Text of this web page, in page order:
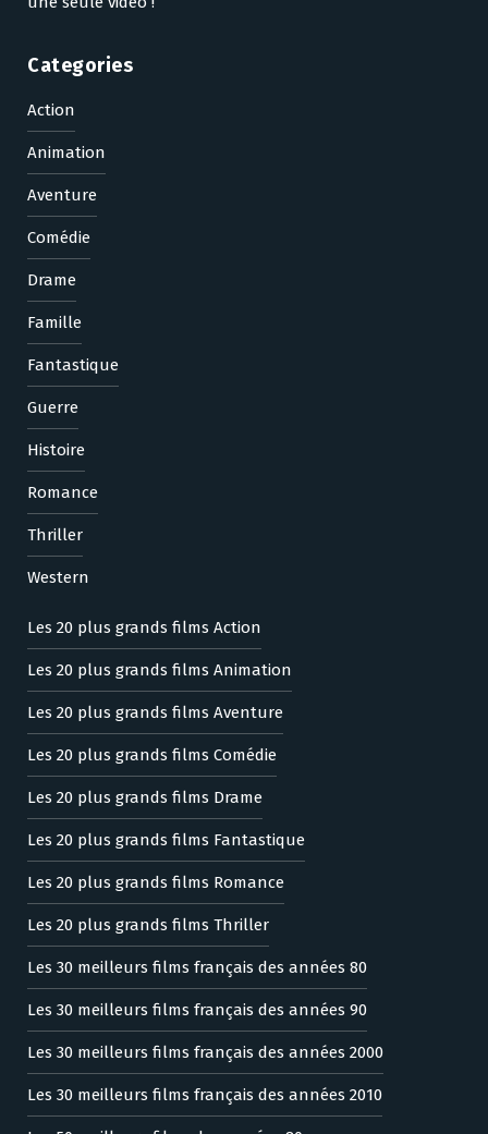
Categories
Action
Animation
Aventure
Comédie
Drame
Famille
Fantastique
Guerre
Histoire
Romance
Thriller
Western
Les 20 plus grands films Action
Les 20 plus grands films Animation
Les 20 plus grands films Aventure
Les 20 plus grands films Comédie
Les 20 plus grands films Drame
Les 20 plus grands films Fantastique
Les 20 plus grands films Romance
Les 20 plus grands films Thriller
Les 30 meilleurs films français des années 80
Les 30 meilleurs films français des années 90
Les 30 meilleurs films français des années 2000
Les 30 meilleurs films français des années 2010